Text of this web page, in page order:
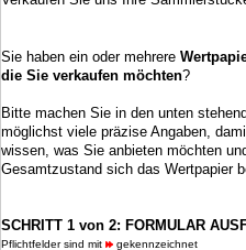
Sie haben ein oder mehrere
die Sie verkaufen möchten?
Bitte machen Sie in den unten
möglichst viele präzise Angaben,
wissen, was Sie anbieten möchten
Gesamtzustand sich das Wertpapier
SCHRITT 1 von 2: FORMULAR
Pflichtfelder sind mit gekennzeichnet